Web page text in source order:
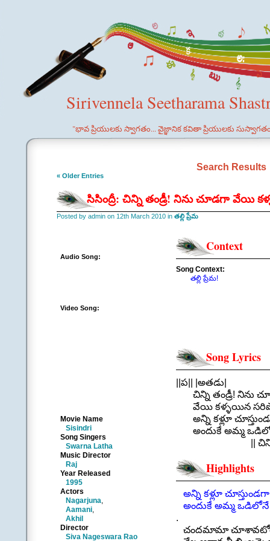
Sirivennela Seetharama
"భావ ప్రియులకు స్వాగతం... వైజ్ఞానిక కవితా ప్రియులకు
Search Results
« Older Entries
సిసింద్రీ: చిన్ని తండ్రీ! నిను చూడగా వేయి
Posted by admin on 12th March 2010 in తల్లి ప్రేమ
Audio Song:
Video Song:
Movie Name
Sisindri
Song Singers
Swarna Latha
Music Director
Raj
Year Released
1995
Actors
Nagarjuna,
Aamani,
Akhil
Director
Siva Nageswara Rao
Context
Song Context:
తల్లి ప్రేమ!
Song Lyrics
||ప|| |అతడు|
చిన్ని తండ్రీ! నిను
వేయి కళ్ళయిన
అన్ని కళ్లూ
అందుకే అమ్మ
|| చిన్ని
||చ||
ఏ చోట నిమిషం
చిన్నారి సిసింద్రీలా
పిలిచినా పలకడు
మా మధ్య వెలిశాడు
ముంగిట్లో నిలిపాడు
Highlights
అన్ని కళ్లూ
అందుకే అమ్మ
.
చందమామా